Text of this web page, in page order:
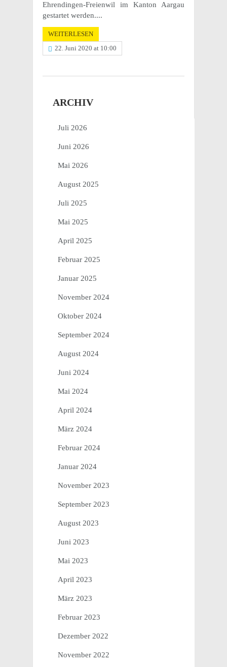
Ehrendingen-Freienwil im Kanton Aargau
gestartet werden....
WEITERLESEN
22. Juni 2020 at 10:00
ARCHIV
Juli 2026
Juni 2026
Mai 2026
August 2025
Juli 2025
Mai 2025
April 2025
Februar 2025
Januar 2025
November 2024
Oktober 2024
September 2024
August 2024
Juni 2024
Mai 2024
April 2024
März 2024
Februar 2024
Januar 2024
November 2023
September 2023
August 2023
Juni 2023
Mai 2023
April 2023
März 2023
Februar 2023
Dezember 2022
November 2022